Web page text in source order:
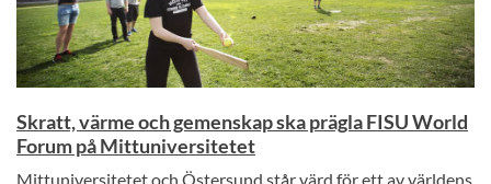
Skratt, värme och gemenskap ska prägla FISU World
Forum på Mittuniversitetet
Mittuniversitetet och Östersund står värd för ett av världens